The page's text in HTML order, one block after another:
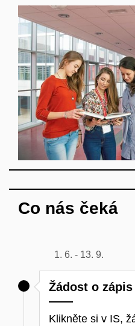
Co nás čeká
1. 6. - 13. 9.
Žádost o
Klikněte si v IS,